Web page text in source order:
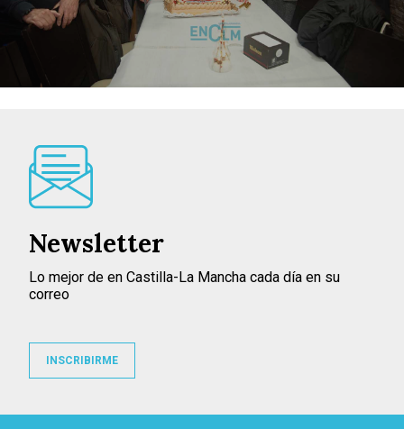
Newsletter
Lo mejor de en Castilla-La Mancha cada día en su
correo
INSCRIBIRME